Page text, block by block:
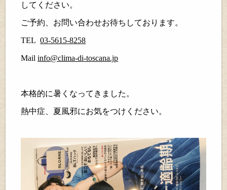
してください。
ご予約、お問い合わせお待ちしております。
TEL 03-5615-8258
Mailinfo@clima-di-toscana.jp
本格的に暑くなってきました。
熱中症、夏風邪にお気をつけください。